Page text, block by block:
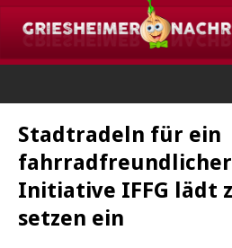
Stadtradeln für ein
Initiative IFFG lädt
setzen ein